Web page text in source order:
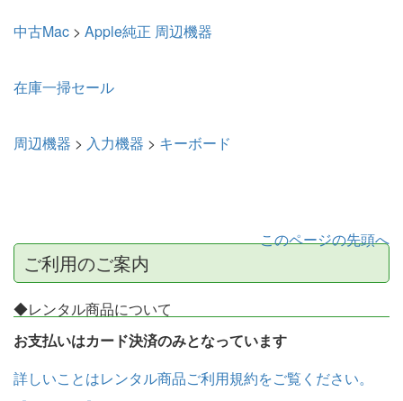
中古Mac > Apple純正 周辺機器
在庫一掃セール
周辺機器 > 入力機器 > キーボード
このページの先頭へ
ご利用のご案内
◆レンタル商品について
お支払いはカード決済のみとなっています
詳しいことはレンタル商品ご利用規約をご覧ください。